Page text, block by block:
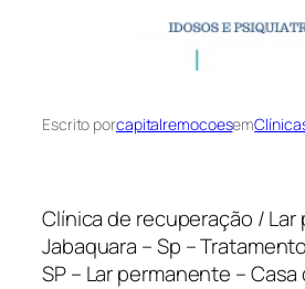
Escrito porcapitalremocoesem
Clínica de recuperação / Lar
Jabaquara – Sp –
SP – Lar permanente –